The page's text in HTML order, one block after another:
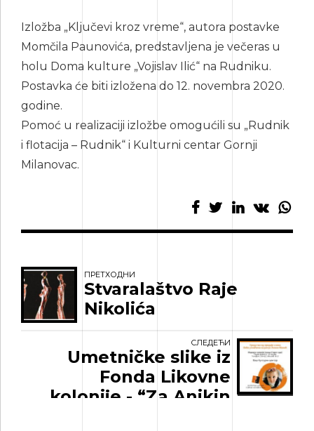
Izložba „Ključevi kroz vreme“, autora postavke
Momčila Paunovića, predstavljena je večeras u
holu Doma kulture „Vojislav Ilić“ na Rudniku.
Postavka će biti izložena do 12. novembra 2020.
godine.
Pomoć u realizaciji izložbe omogućili su „Rudnik
i flotacija – Rudnik“ i Kulturni centar Gornji
Milanovac.
ПРЕТХОДНИ
Stvaralaštvo Raje
Nikolića
СЛЕДЕЋИ
Umetničke slike iz
Fonda Likovne
kolonije - “Za Anikin